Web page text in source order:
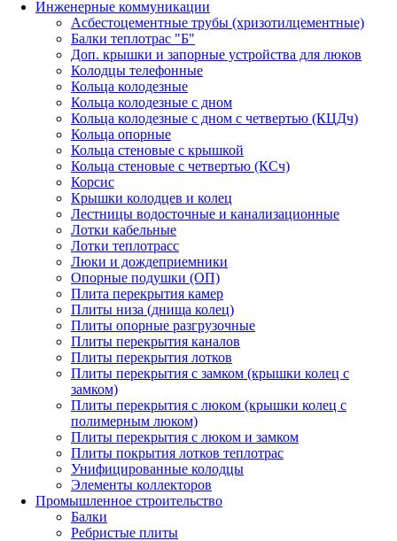
Инженерные коммуникации
Асбестоцементные трубы (хризотилцементные)
Балки теплотрас "Б"
Доп. крышки и запорные устройства для люков
Колодцы телефонные
Кольца колодезные
Кольца колодезные с дном
Кольца колодезные с дном с четвертью (КЦДч)
Кольца опорные
Кольца стеновые с крышкой
Кольца стеновые с четвертью (КСч)
Корсис
Крышки колодцев и колец
Лестницы водосточные и канализационные
Лотки кабельные
Лотки теплотрасс
Люки и дождеприемники
Опорные подушки (ОП)
Плита перекрытия камер
Плиты низа (днища колец)
Плиты опорные разгрузочные
Плиты перекрытия каналов
Плиты перекрытия лотков
Плиты перекрытия с замком (крышки колец с
замком)
Плиты перекрытия с люком (крышки колец с
полимерным люком)
Плиты перекрытия с люком и замком
Плиты покрытия лотков теплотрас
Унифицированные колодцы
Элементы коллекторов
Промышленное строительство
Балки
Ребристые плиты